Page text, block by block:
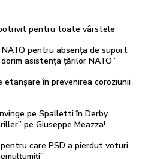
pentru toate vârstele
pentru absența de suport
asistența țărilor NATO”
în prevenirea coroziunii
pe Spalletti în Derby
pe Giuseppe Meazza!
care PSD a pierdut voturi.